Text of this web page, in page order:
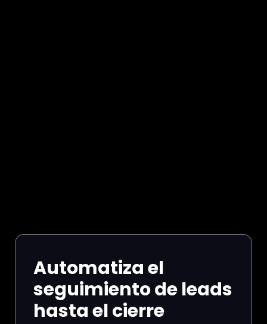
Automatiza el
seguimiento de leads
hasta el cierre